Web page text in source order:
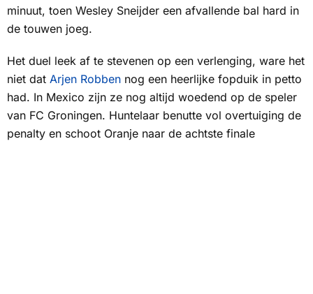
minuut, toen Wesley Sneijder een afvallende bal hard in
de touwen joeg.
Het duel leek af te stevenen op een verlenging, ware het
niet dat Arjen Robben nog een heerlijke fopduik in petto
had. In Mexico zijn ze nog altijd woedend op de speler
van FC Groningen. Huntelaar benutte vol overtuiging de
penalty en schoot Oranje naar de achtste finale